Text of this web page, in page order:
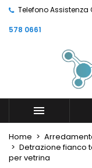
Telefono Assistenza
578 0661

Home
Detrazione fianco
per vetrina